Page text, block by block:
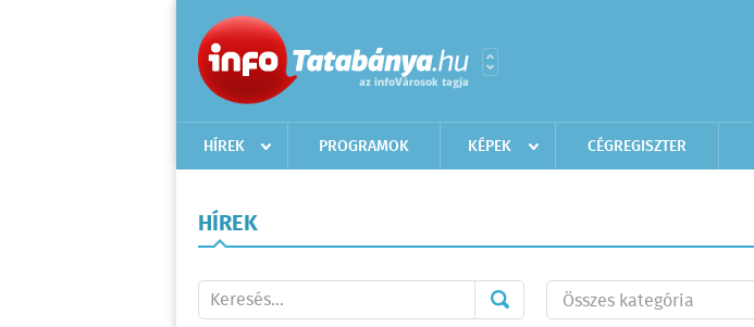
HÍREK PROGRAMOK KÉPEK CÉGREGISZTER
HÍREK